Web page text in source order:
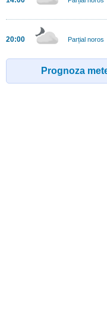
20:00 Parțial noros
Prognoza